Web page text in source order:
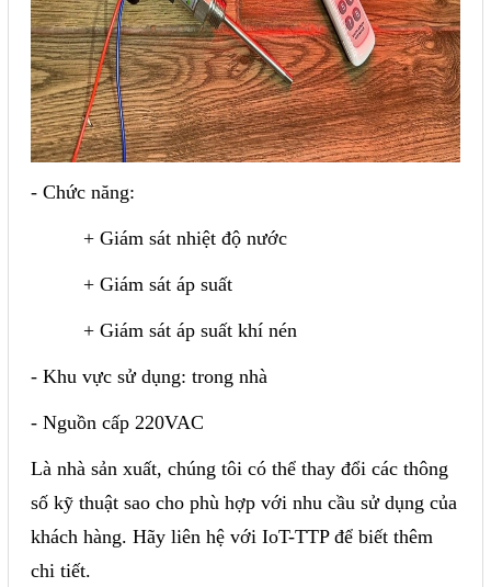
- Chức năng:
+ Giám sát nhiệt độ nước
+ Giám sát áp suất
+ Giám sát áp suất khí nén
- Khu vực sử dụng: trong nhà
- Nguồn cấp 220VAC
Là nhà sản xuất, chúng tôi có thể thay đổi các thông
số kỹ thuật sao cho phù hợp với nhu cầu sử dụng của
khách hàng. Hãy liên hệ với IoT-TTP để biết thêm
chi tiết.